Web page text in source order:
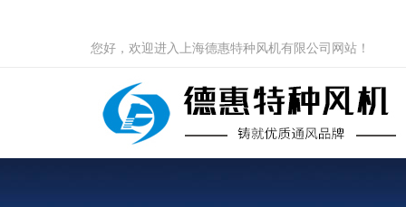
您好，欢迎进入上海德惠特种风机有限公司网站！